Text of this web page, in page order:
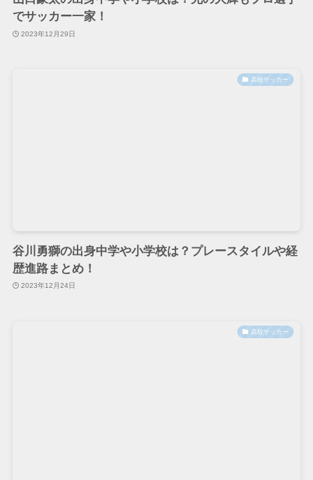
でサッカー一家！
2023年12月29日
高校サッカー
谷川勇獅の出身中学や小学校は？プレースタイルや経
歴進路まとめ！
2023年12月24日
高校サッカー